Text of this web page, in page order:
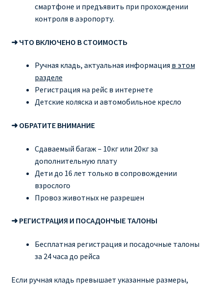
смартфоне и предъявить при прохождении
контроля в аэропорту.
➜ ЧТО ВКЛЮЧЕНО В СТОИМОСТЬ
Ручная кладь, актуальная информация в этом
разделе
Регистрация на рейс в интернете
Детские коляска и автомобильное кресло
➜ ОБРАТИТЕ ВНИМАНИЕ
Сдаваемый багаж – 10кг или 20кг за
дополнительную плату
Дети до 16 лет только в сопровождении
взрослого
Провоз животных не разрешен
➜ РЕГИСТРАЦИЯ И ПОСАДОНЧЫЕ ТАЛОНЫ
Бесплатная регистрация и посадочные талоны
за 24 часа до рейса
Если ручная кладь превышает указанные размеры,